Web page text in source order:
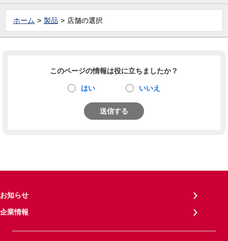
ホーム 製品 店舗の選択
このページの情報は役に立ちましたか？
はい いいえ
送信する
お知らせ
企業情報